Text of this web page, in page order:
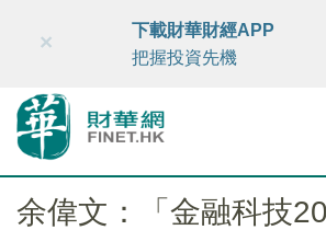
財華智庫網 FINTV FINMETA
×
下載財華財經APP
把握投資先機
余偉文：「金融科技